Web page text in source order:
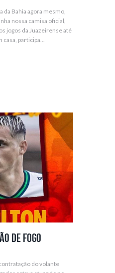
da Bahia agora mesmo,
nossa camisa oficial,
jogos da Juazeirense até
participa...
de Fogo
do volante